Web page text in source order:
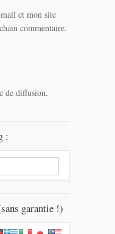
et mon site
commentaire.
de diffusion.
:
garantie !)